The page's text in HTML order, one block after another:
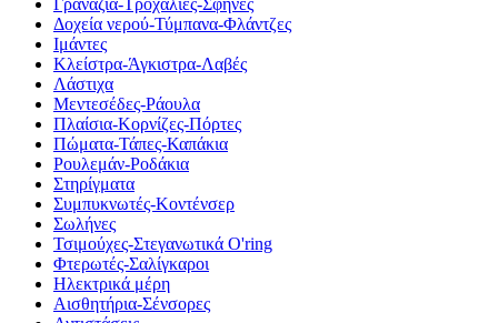
Γρανάζια-Τροχαλίες-Σφήνες
Δοχεία νερού-Τύμπανα-Φλάντζες
Ιμάντες
Κλείστρα-Άγκιστρα-Λαβές
Λάστιχα
Μεντεσέδες-Ράουλα
Πλαίσια-Κορνίζες-Πόρτες
Πώματα-Τάπες-Καπάκια
Ρουλεμάν-Ροδάκια
Στηρίγματα
Συμπυκνωτές-Κοντένσερ
Σωλήνες
Τσιμούχες-Στεγανωτικά O'ring
Φτερωτές-Σαλίγκαροι
Ηλεκτρικά μέρη
Αισθητήρια-Σένσορες